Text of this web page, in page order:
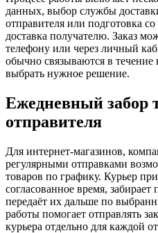
данных, выбор службы
отправителя или подготовка
доставка получателю. Заказ
телефону или через личный
обычно связываются в
выбрать нужное решение.
Ежедневный забор
отправителя
Для интернет-магазинов,
регулярными отправками
товаров по графику. Курьер
согласованное время,
передаёт их дальше по
работы помогает отправлять
курьера отдельно для каждой